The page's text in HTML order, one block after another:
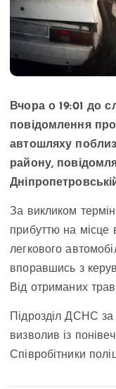
Вчора о 19:01 до
повідомлення
автошляху
району,
За викликом
прибуттю на місце
легкового
впоравшись з
Від отриманих
Підрозділ ДСНС
визволив із
Співробітники